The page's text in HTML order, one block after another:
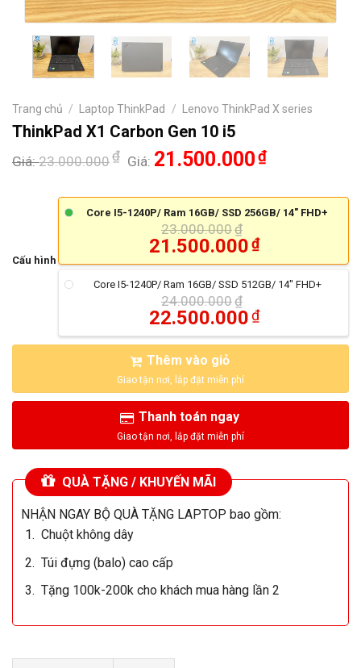
Trang chủ / Laptop ThinkPad / Lenovo ThinkPad X series
ThinkPad X1 Carbon Gen 10 i5
Giá:23.000.000₫ Giá: 21.500.000₫
Cấu hình
Core I5-1240P/ Ram 16GB/ SSD 256GB/ 14" FHD+
23.000.000₫
21.500.000₫
Core I5-1240P/ Ram 16GB/ SSD 512GB/ 14" FHD+
24.000.000₫
22.500.000₫
Thêm vào giỏ
Thanh toán ngay
QUÀ TẶNG / KHUYẾN MÃI
NHẬN NGAY BỘ QUÀ TẶNG LAPTOP bao gồm:
Chuột không dây
Túi đựng (balo) cao cấp
Tặng 100k-200k cho khách mua hàng lần 2